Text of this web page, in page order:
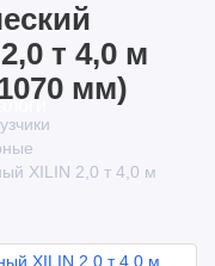
т 4,0 м
мм)
XILIN 2,0 т 4,0 м